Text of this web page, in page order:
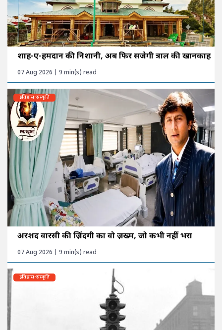
शाह-ए-हमदान की निशानी, अब फिर सजेगी त्राल की खानकाह
07 Aug 2026 | 9 min(s) read
इतिहास-संस्कृति
अरशद वारसी की ज़िंदगी का वो ज़ख्म, जो कभी नहीं भरा
07 Aug 2026 | 9 min(s) read
इतिहास-संस्कृति